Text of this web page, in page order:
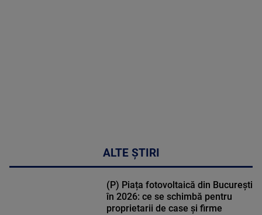
ALTE ȘTIRI
(P) Piața fotovoltaică din București
în 2026: ce se schimbă pentru
proprietarii de case și firme